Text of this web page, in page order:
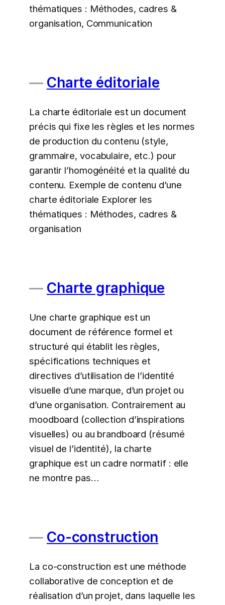
thématiques : Méthodes, cadres &
organisation, Communication
Charte éditoriale
La charte éditoriale est un document
précis qui fixe les règles et les normes
de production du contenu (style,
grammaire, vocabulaire, etc.) pour
garantir l’homogénéité et la qualité du
contenu. Exemple de contenu d’une
charte éditoriale Explorer les
thématiques : Méthodes, cadres &
organisation
Charte graphique
Une charte graphique est un
document de référence formel et
structuré qui établit les règles,
spécifications techniques et
directives d’utilisation de l’identité
visuelle d’une marque, d’un projet ou
d’une organisation. Contrairement au
moodboard (collection d’inspirations
visuelles) ou au brandboard (résumé
visuel de l’identité), la charte
graphique est un cadre normatif : elle
ne montre pas…
Co-construction
La co-construction est une méthode
collaborative de conception et de
réalisation d’un projet, dans laquelle les